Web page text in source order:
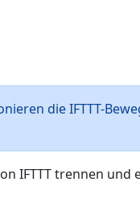
die IFTTT-
IFTTT trennen und